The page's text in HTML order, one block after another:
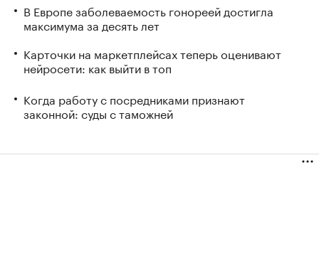
В Европе заболеваемость гонореей достигла
максимума за десять лет
Карточки на маркетплейсах теперь оценивают
нейросети: как выйти в топ
Когда работу с посредниками признают
законной: суды с таможней